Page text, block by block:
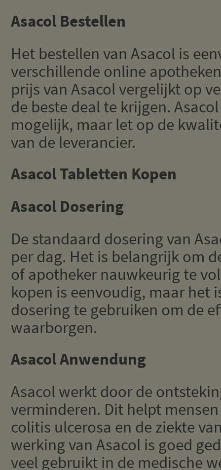
Asacol Bestellen
Het bestellen van Asacol is
verschillende online
prijs van Asacol vergelijkt op
de beste deal te krijgen.
mogelijk, maar let op de
van de leverancier.
Asacol Tabletten Kopen
Asacol Dosering
De standaard dosering van
per dag. Het is belangrijk om
of apotheker nauwkeurig te
kopen is eenvoudig, maar het
dosering te gebruiken om de
waarborgen.
Asacol Anwendung
Asacol werkt door de
verminderen. Dit helpt
colitis ulcerosa en de ziekte
werking van Asacol is goed
veel gebruikt in de medische